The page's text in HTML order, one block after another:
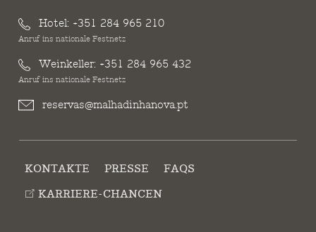
Hotel: +351 284 965 210
Anruf ins nationale Festnetz
Weinkeller: +351 284 965 432
Anruf ins nationale Festnetz
reservas@malhadinhanova.pt
KONTAKTE PRESSE
FAQS
KARRIERE-CHANCEN